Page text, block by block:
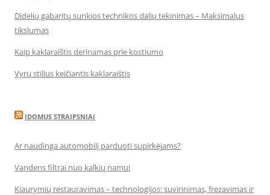
Didelių gabaritų sunkios technikos dalių tekinimas – Maksimalus
tikslumas
Kaip kaklaraištis derinamas prie kostiumo
Vyrų stilius keičiantis kaklaraištis
IDOMUS STRAIPSNIAI
Ar naudinga automobilį parduoti supirkėjams?
Vandens filtrai nuo kalkių namui
Kiaurymių restauravimas – technologijos: suvirinimas, frezavimas ir